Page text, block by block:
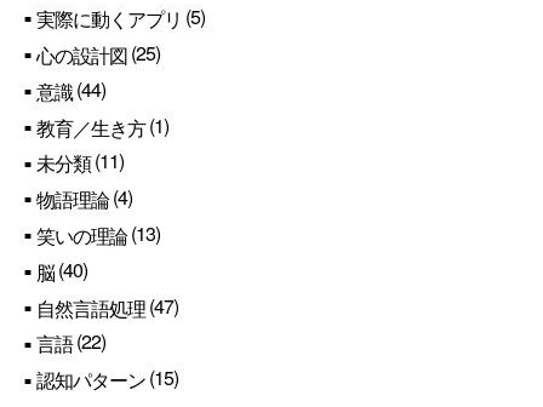
実際に動くアプリ (5)
心の設計図(25)
意識(44)
教育／生き方(1)
未分類(11)
物語理論(4)
笑いの理論(13)
脳(40)
自然言語処理(47)
言語(22)
認知パターン(15)